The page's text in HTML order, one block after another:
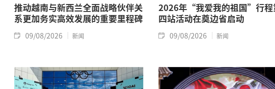
推动越南与新西兰全面战略伙伴关
系更加务实高效发展的重要里程碑
09/08/2026 新闻
2026年“我爱我的祖国”行程
四站活动在奠边省启动
09/08/2026 新闻